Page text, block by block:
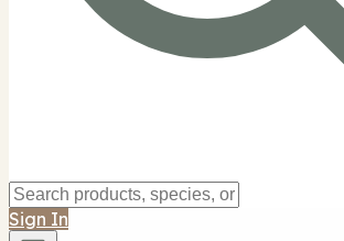
Sign In